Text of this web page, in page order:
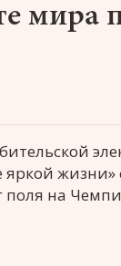
мира
яркой
на